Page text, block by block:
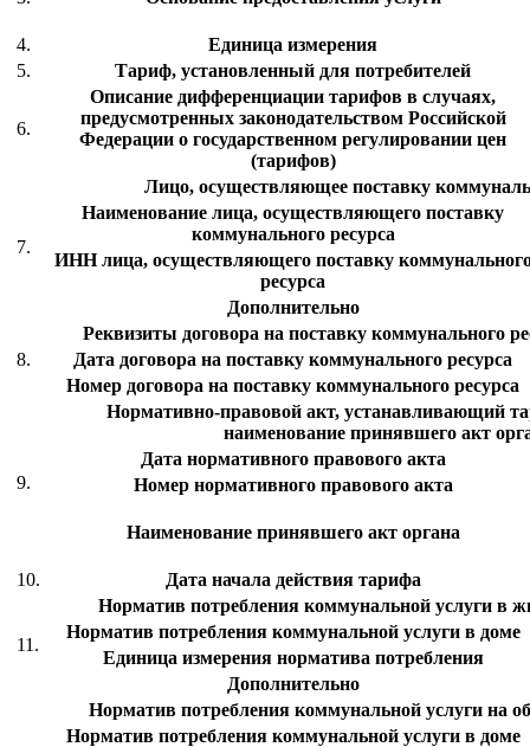
4.
Единица измерения
5.
Тариф, установленный для потребителей
6.
Описание дифференциации тарифов в случаях,
предусмотренных законодательством Российской
Федерации о государственном регулировании цен
(тарифов)
7.
Лицо, осуществляющее поставку
Наименование лица, осуществляющего поставку
коммунального ресурса
ИНН лица, осуществляющего поставку
ресурса
Дополнительно
8.
Реквизиты договора на поставку коммунального
Дата договора на поставку коммунального ресурса
Номер договора на поставку коммунального ресурса
9.
Нормативно-правовой акт, устанавливающий
наименование принявшего акт
Дата нормативного правового акта
Номер нормативного правового акта
Наименование принявшего акт органа
10. Дата начала действия тарифа
11.
Норматив потребления коммунальной услуги в
Норматив потребления коммунальной услуги в доме
Единица измерения норматива потребления
Дополнительно
Норматив потребления коммунальной услуги на
Норматив потребления коммунальной услуги в доме